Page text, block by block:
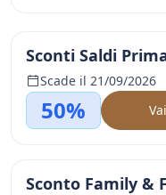
Sconti Saldi
Scade il 21/09/2026
50%
Sconto Family &